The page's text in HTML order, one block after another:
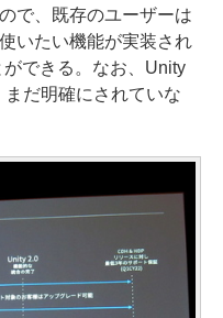
で、既存のユーザーは
いたい機能が実装され
できる。なお、Unity
だ明確にされていな